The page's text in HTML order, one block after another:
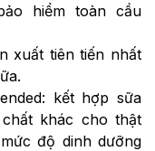
hiểm toàn cầu
xuất tiên tiến nhất
kết hợp sữa
khác cho thật
độ dinh dưỡng